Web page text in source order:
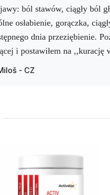
ból stawów, ciągły ból
osłabienie, gorączka,
dnia przeziębienie.
i postawiłem na ,,kurację
- spraye: Activ Help,
w piątek, tj. dzień 3,
- CZ